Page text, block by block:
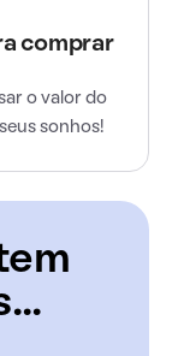
comprar
o valor do
sonhos!